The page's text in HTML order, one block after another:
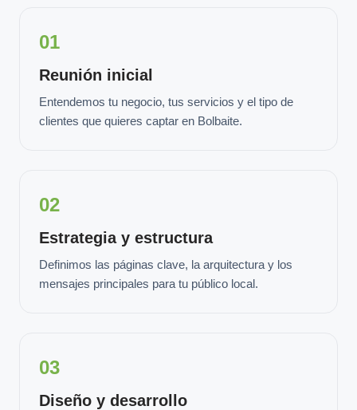
01
Reunión inicial
Entendemos tu negocio, tus servicios y el tipo de
clientes que quieres captar en Bolbaite.
02
Estrategia y estructura
Definimos las páginas clave, la arquitectura y los
mensajes principales para tu público local.
03
Diseño y desarrollo